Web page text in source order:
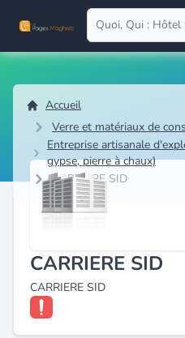
Accueil
Verre et matériaux de
Entreprise artisanale
gypse, pierre à chaux)
CARRIERE SID
CARRIERE SID
CARRIERE SID